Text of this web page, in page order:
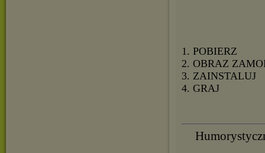
1. POBIERZ
2. OBRAZ
3. ZAINSTALUJ
4. GRAJ